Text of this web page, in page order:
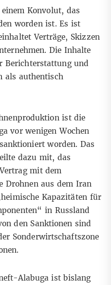
Konvolut, das
worden ist. Es ist
Verträge, Skizzen
Die Inhalte
Berichterstattung und
als authentisch
ist die
vor wenigen Wochen
worden. Das
dazu mit, das
mit dem
Drohnen aus dem Iran
Kapazitäten für
in Russland
den Sanktionen sind
Sonderwirtschaftszone
Alabuga ist bislang